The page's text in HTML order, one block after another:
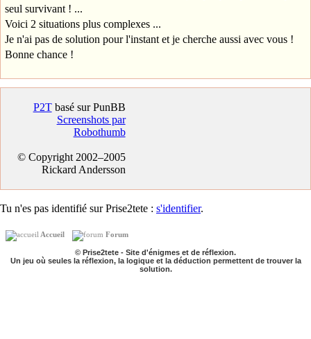
seul survivant ! ...
Voici 2 situations plus complexes ...
Je n'ai pas de solution pour l'instant et je cherche aussi avec vous !
Bonne chance !
P2Tbasé sur PunBB
Screenshots par
Robothumb
© Copyright 2002–2005
Rickard Andersson
Tu n'es pas identifié sur Prise2tete : s'identifier.
Accueil Forum
© Prise2tete - Site d'énigmes et de réflexion.
Un jeu où seules la réflexion, la logique et la déduction permettent de trouver la
solution.